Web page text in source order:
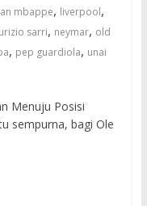
mbappe, liverpool,
sarri, neymar, old
, pep guardiola, unai
Menuju Posisi
sempurna, bagi Ole